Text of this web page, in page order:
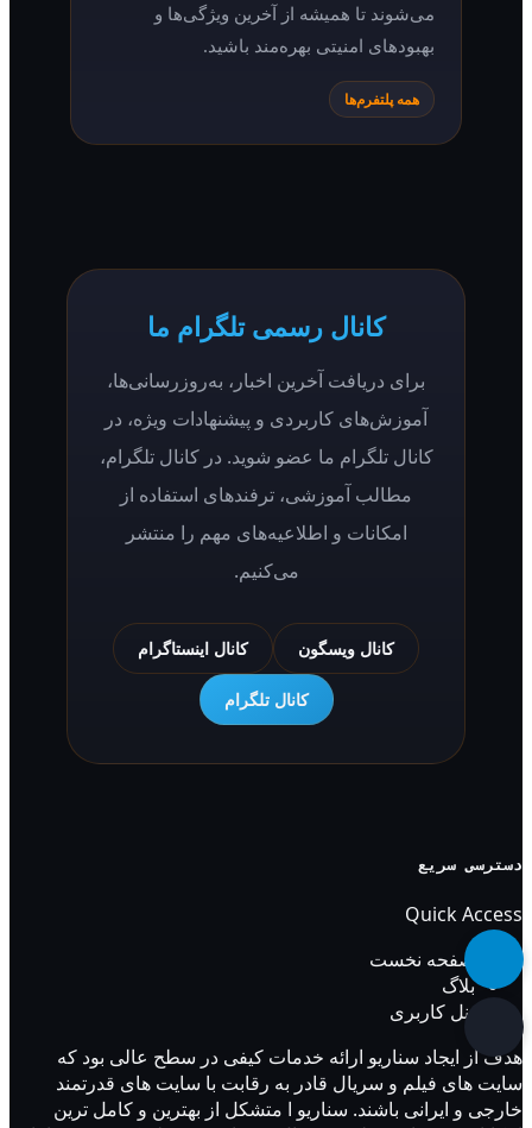
می‌شوند تا همیشه از آخرین ویژگی‌ها و
بهبودهای امنیتی بهره‌مند باشید.
همه پلتفرم‌ها
کانال رسمی تلگرام ما
برای دریافت آخرین اخبار، به‌روزرسانی‌ها،
آموزش‌های کاربردی و پیشنهادات ویژه، در
کانال تلگرام ما عضو شوید. در کانال تلگرام،
مطالب آموزشی، ترفندهای استفاده از
امکانات و اطلاعیه‌های مهم را منتشر
می‌کنیم.
کانال ویسگون کانال اینستاگرام
کانال تلگرام
دسترسی سریع
Quick Access
صفحه نخست
بلاگ
پنل کاربری
هدف از ایجاد سناریو ارائه خدمات کیفی در سطح عالی بود که
سایت های فیلم و سریال قادر به رقابت با سایت های قدرتمند
خارجی و ایرانی باشند. سناریو ا متشکل از بهترین و کامل ترین